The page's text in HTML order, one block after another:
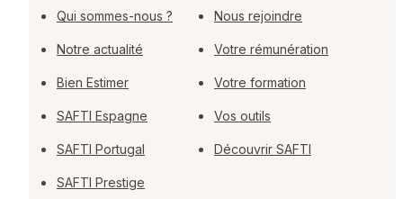
Qui sommes-nous ?
Notre actualité
Bien Estimer
SAFTI Espagne
SAFTI Portugal
SAFTI Prestige
Nous rejoindre
Votre rémunération
Votre formation
Vos outils
Découvrir SAFTI